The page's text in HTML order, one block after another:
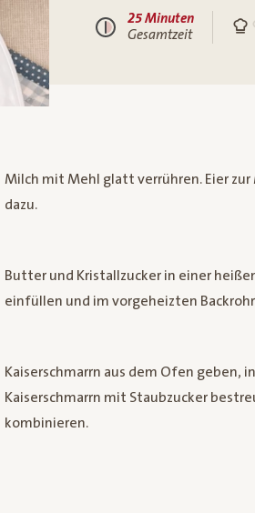
25 Minuten
Gesamtzeit
Milch mit Mehl glatt verrühren. Eier zur
dazu.
Butter und Kristallzucker in einer
einfüllen und im vorgeheizten
Kaiserschmarrn aus dem Ofen geben,
Kaiserschmarrn mit Staubzucker
kombinieren.